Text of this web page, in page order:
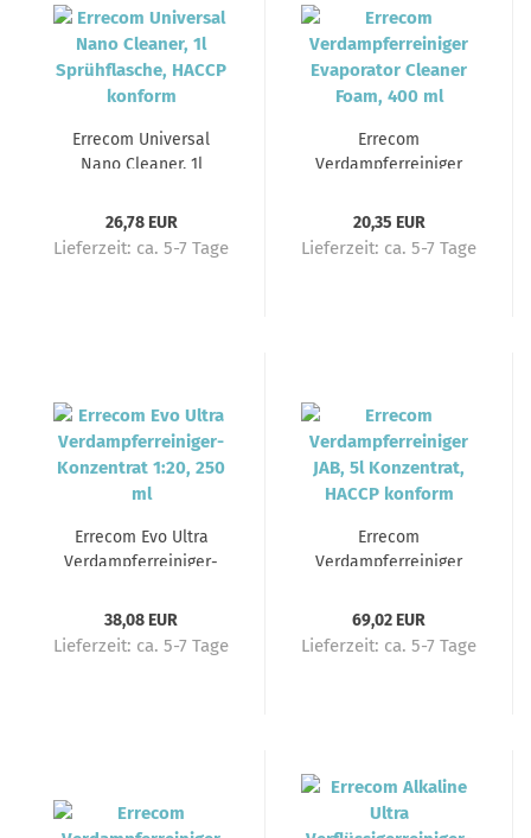
Errecom Universal
Nano Cleaner, 1l
konform
26,78 EUR
Lieferzeit: ca. 5-7 Tage
Errecom
Verdampferreiniger
Foam, 400 ml
20,35 EUR
Lieferzeit: ca. 5-7 Tage
Errecom Evo Ultra
Verdampferreiniger-
38,08 EUR
Lieferzeit: ca. 5-7 Tage
Errecom
Verdampferreiniger
HACCP konform
69,02 EUR
Lieferzeit: ca. 5-7 Tage